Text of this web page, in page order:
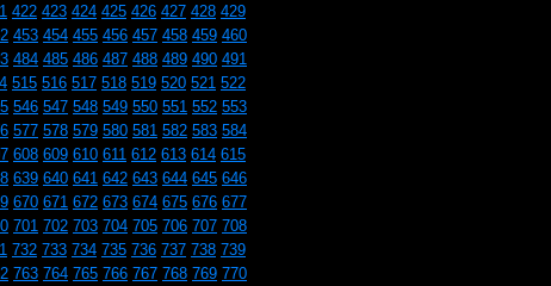
422 423 424 425 426 427 428 429
453 454 455 456 457 458 459 460
484 485 486 487 488 489 490 491
515 516 517 518 519 520 521 522
546 547 548 549 550 551 552 553
577 578 579 580 581 582 583 584
608 609 610 611 612 613 614 615
639 640 641 642 643 644 645 646
670 671 672 673 674 675 676 677
701 702 703 704 705 706 707 708
732 733 734 735 736 737 738 739
763 764 765 766 767 768 769 770